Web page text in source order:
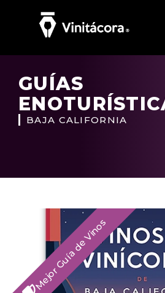
GUÍAS
BAJA CALIFORNIA
Mejor Guía de Vinos